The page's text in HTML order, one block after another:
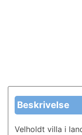
Beskrivelse
Velholdt villa i